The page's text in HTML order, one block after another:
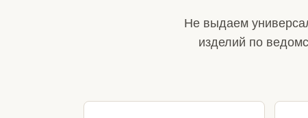
Не выдаем
изделий по